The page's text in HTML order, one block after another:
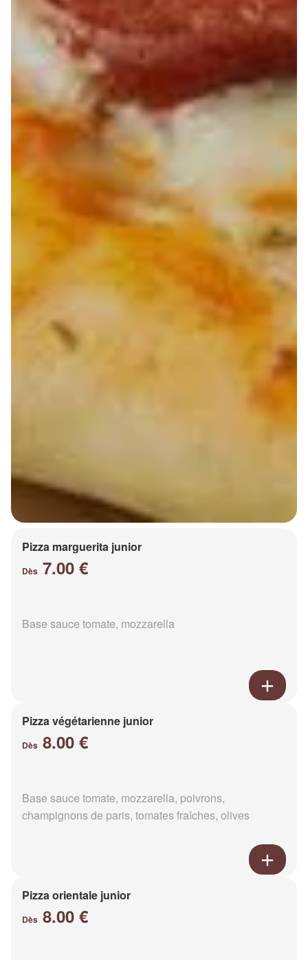
Pizza marguerita junior
Dès 7.00 €
Base sauce tomate, mozzarella
Pizza végétarienne junior
Dès 8.00 €
Base sauce tomate, mozzarella, poivrons,
champignons de paris, tomates fraîches, olives
Pizza orientale junior
Dès 8.00 €